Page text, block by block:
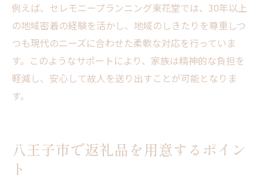
例えば、セレモニープランニング東花堂では、30年以上
の地域密着の経験を活かし、地域のしきたりを尊重しつ
つも現代のニーズに合わせた柔軟な対応を行っていま
す。このようなサポートにより、家族は精神的な負担を
軽減し、安心して故人を送り出すことが可能となりま
す。
八王子市で返礼品を用意するポイン
ト